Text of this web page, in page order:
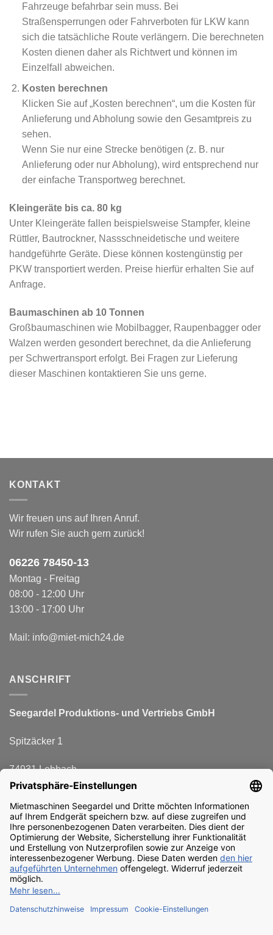
Fahrzeuge befahrbar sein muss. Bei
Straßensperrungen oder Fahrverboten für LKW kann
sich die tatsächliche Route verlängern. Die berechneten
Kosten dienen daher als Richtwert und können im
Einzelfall abweichen.
Kosten berechnen
Klicken Sie auf „Kosten berechnen“, um die Kosten für
Anlieferung und Abholung sowie den Gesamtpreis zu
sehen.
Wenn Sie nur eine Strecke benötigen (z. B. nur
Anlieferung oder nur Abholung), wird entsprechend nur
der einfache Transportweg berechnet.
Kleingeräte bis ca. 80 kg
Unter Kleingeräte fallen beispielsweise Stampfer, kleine
Rüttler, Bautrockner, Nassschneidetische und weitere
handgeführte Geräte. Diese können kostengünstig per
PKW transportiert werden. Preise hierfür erhalten Sie auf
Anfrage.
Baumaschinen ab 10 Tonnen
Großbaumaschinen wie Mobilbagger, Raupenbagger oder
Walzen werden gesondert berechnet, da die Anlieferung
per Schwertransport erfolgt. Bei Fragen zur Lieferung
dieser Maschinen kontaktieren Sie uns gerne.
KONTAKT
Wir freuen uns auf Ihren Anruf.
Wir rufen Sie auch gern zurück!
06226 78450-13
Montag - Freitag
08:00 - 12:00 Uhr
13:00 - 17:00 Uhr
Mail: info@miet-mich24.de
ANSCHRIFT
Seegardel Produktions- und Vertriebs GmbH
Spitzäcker 1
74931 Lobbach